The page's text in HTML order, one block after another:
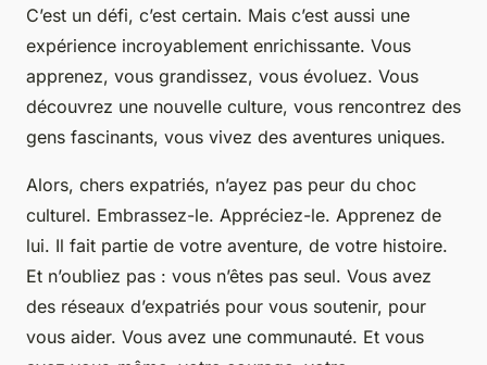
C’est un défi, c’est certain. Mais c’est aussi une
expérience incroyablement enrichissante. Vous
apprenez, vous grandissez, vous évoluez. Vous
découvrez une nouvelle culture, vous rencontrez des
gens fascinants, vous vivez des aventures uniques.
Alors, chers expatriés, n’ayez pas peur du choc
culturel. Embrassez-le. Appréciez-le. Apprenez de
lui. Il fait partie de votre aventure, de votre histoire.
Et n’oubliez pas : vous n’êtes pas seul. Vous avez
des réseaux d’expatriés pour vous soutenir, pour
vous aider. Vous avez une communauté. Et vous